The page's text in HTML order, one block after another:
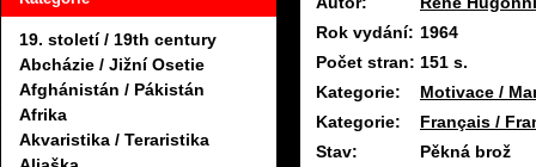
19. století / 19th century
Abcházie / Jižní Osetie
Afghánistán / Pákistán
Afrika
Akvaristika / Teraristika
Rok vydání: 1964
Počet stran: 151 s.
Kategorie:
Motivace /
Kategorie:
Français /
Stav:
Pěkná brož